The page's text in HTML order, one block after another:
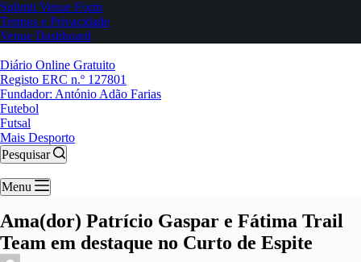
Submit Venue Form
Termos e Privacidade
Venue Dashboard
Diário Online Gratuito
Registo ERC n.º 127801
Fundador: António Adão Farias
Futebol
Futsal
Mais Desporto
Pesquisar
Menu
Ama(dor) Patrício Gaspar e Fátima Trail
Team em destaque no Curto de Espite